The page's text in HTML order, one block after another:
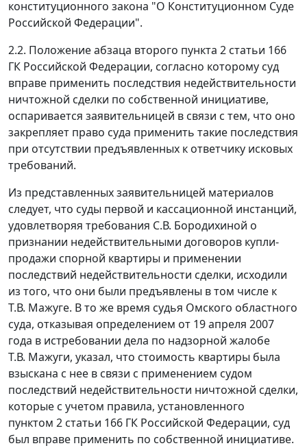
конституционного закона "О Конституционном Суде
Российской Федерации".
2.2. Положениеабзаца второго пункта 2 статьи 166
ГК Российской Федерации, согласно которому суд
вправе применить последствия недействительности
ничтожной сделки по собственной инициативе,
оспаривается заявительницей в связи с тем, что оно
закрепляет право суда применить такие последствия
при отсутствии предъявленных к ответчику исковых
требований.
Из представленных заявительницей материалов
следует, что суды первой и кассационной инстанций,
удовлетворяя требования С.В. Бородихиной о
признании недействительными договоров купли-
продажи спорной квартиры и применении
последствий недействительности сделки, исходили
из того, что они были предъявлены в том числе к
Т.В. Мажуге. В то же время судья Омского областного
суда, отказывая определением от 19 апреля 2007
года в истребовании дела по надзорной жалобе
Т.В. Мажуги, указал, что стоимость квартиры была
взыскана с нее в связи с применением судом
последствий недействительности ничтожной сделки,
которые с учетом правила, установленного
пунктом 2 статьи 166 ГК Российской Федерации, суд
был вправе применить по собственной инициативе.